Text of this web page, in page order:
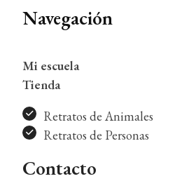
Navegación
Mi escuela
Tienda
Retratos de Animales
Retratos de Personas
Contacto